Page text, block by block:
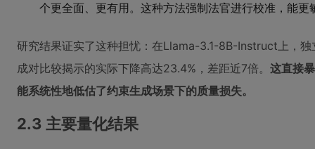
个更全面、更有用。这种方法强制法官进行校准，能
研究结果证实了这种担忧：在Llama-3.1-8B-Instruct上，
成对比较揭示的实际下降高达23.4%，差距近7倍。 这直接
能系统性地低估了约束生成场景下的质量损失。
2.3 主要量化结果